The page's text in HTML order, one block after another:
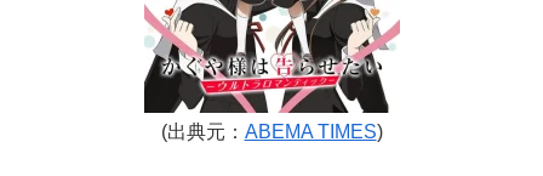
(出典元： ABEMA TIMES)